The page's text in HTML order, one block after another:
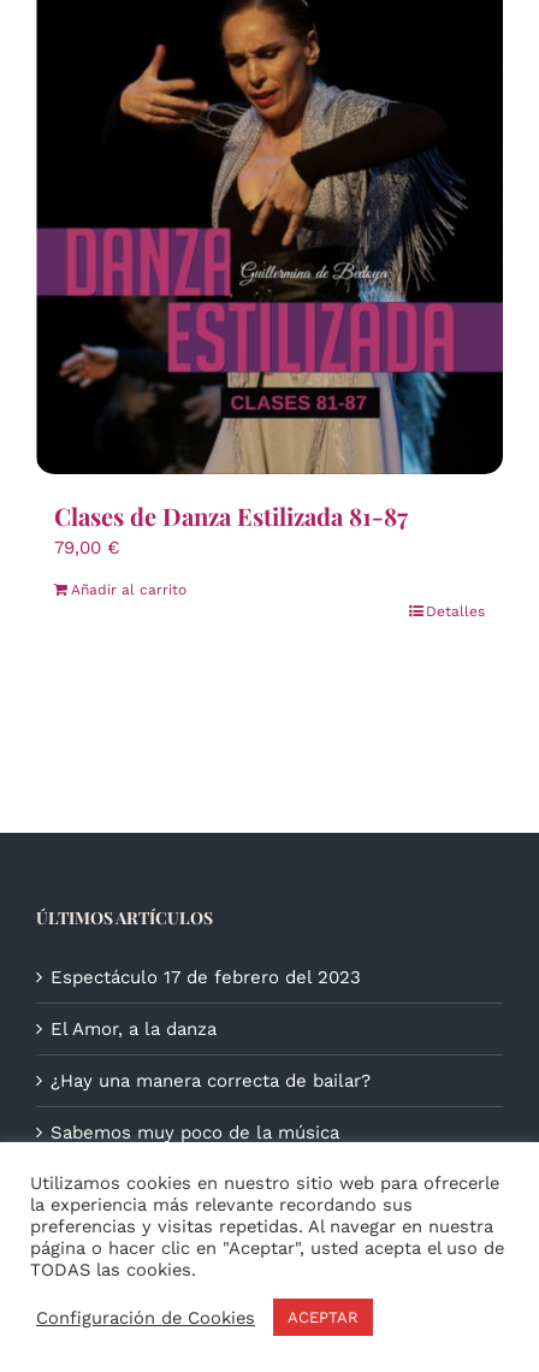
Clases de Danza Estilizada 81-87
79,00 €
Añadir al carrito
Detalles
ÚLTIMOS ARTÍCULOS
Espectáculo 17 de febrero del 2023
El Amor, a la danza
¿Hay una manera correcta de bailar?
Sabemos muy poco de la música
Utilizamos cookies en nuestro sitio web para ofrecerle
la experiencia más relevante recordando sus
preferencias y visitas repetidas. Al navegar en nuestra
página o hacer clic en "Aceptar", usted acepta el uso de
TODAS las cookies.
Configuración de Cookies ACEPTAR